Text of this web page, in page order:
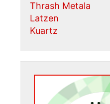
Thrash Metala
Latzen
Kuartz